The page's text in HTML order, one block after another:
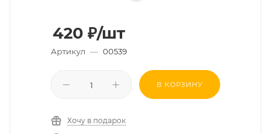
420 ₽/шт
Артикул — 00539
В КОРЗИНУ
Хочу в подарок